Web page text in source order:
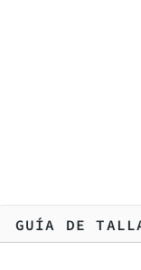
GUÍA DE